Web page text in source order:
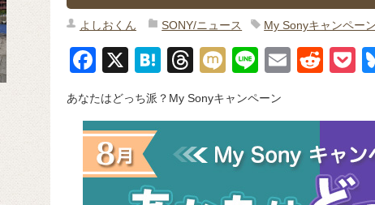
よしおくん SONY/ニュース My Sonyキャンペー
F
c
e
b
X
H
e
a
T
e
d
s
M
Li
e
E
R
t
P
あなたはどっち派？My Sonyキャンペーン